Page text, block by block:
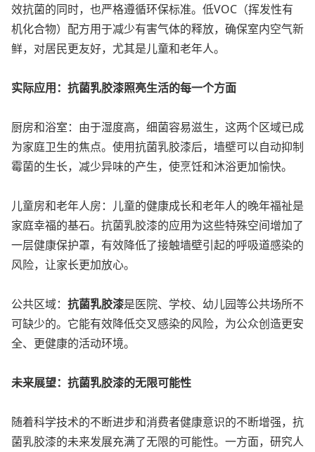
效抗菌的同时，也严格遵循环保标准。低VOC（挥发性有
机化合物）配方用于减少有害气体的释放，确保室内空气新
鲜，对居民更友好，尤其是儿童和老年人。
实际应用：抗菌乳胶漆照亮生活的每一个方面
厨房和浴室：由于湿度高，细菌容易滋生，这两个区域已成
为家庭卫生的焦点。使用抗菌乳胶漆后，墙壁可以自动抑制
霉菌的生长，减少异味的产生，使烹饪和沐浴更加愉快。
儿童房和老年人房：儿童的健康成长和老年人的晚年福祉是
家庭幸福的基石。抗菌乳胶漆的应用为这些特殊空间增加了
一层健康保护罩，有效降低了接触墙壁引起的呼吸道感染的
风险，让家长更加放心。
公共区域： 抗菌乳胶漆是医院、学校、幼儿园等公共场所不
可缺少的。它能有效降低交叉感染的风险，为公众创造更安
全、更健康的活动环境。
未来展望：抗菌乳胶漆的无限可能性
随着科学技术的不断进步和消费者健康意识的不断增强，抗
菌乳胶漆的未来发展充满了无限的可能性。一方面，研究人